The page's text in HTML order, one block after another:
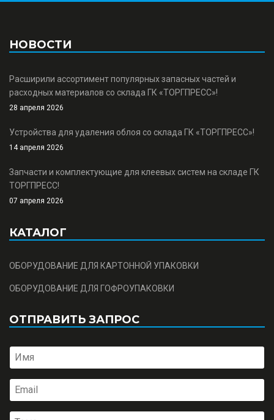
НОВОСТИ
Расширили ассортимент популярных запасных частей и
расходных материалов со склада ГК «ТОРГПРЕСС»!
28 апреля 2026
Устройства для удаления облоя со склада ГК «ТОРГПРЕСС»!
14 апреля 2026
Запчасти и комплектующие для клеевых систем на складе ГК
ТОРГПРЕСС!
07 апреля 2026
КАТАЛОГ
ОБОРУДОВАНИЕ ДЛЯ КАРТОННОЙ УПАКОВКИ
ОБОРУДОВАНИЕ ДЛЯ ГОФРОУПАКОВКИ
ОТПРАВИТЬ ЗАПРОС